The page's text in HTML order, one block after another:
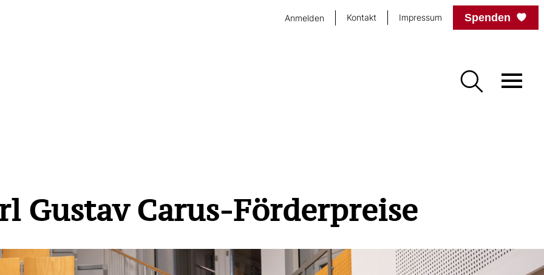
Anmelden Kontakt Impressum Spenden
Gustav Carus-Förderpreise